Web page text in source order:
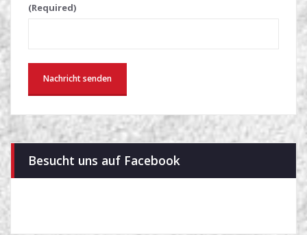
(Required)
Besucht uns auf Facebook